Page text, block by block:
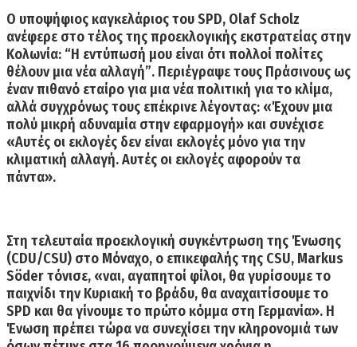
Ο υποψήφιος καγκελάριος τουSPD, Olaf Scholz
ανέφερε στο τέλος της προεκλογικής εκστρατείας στην
Κολωνία: “Η εντύπωσή μου είναι ότι πολλοί πολίτες
θέλουν μια νέα αλλαγή”. Περιέγραψε τους Πράσινους ως
έναν πιθανό εταίρο για μια νέα πολιτική για το κλίμα,
αλλά συγχρόνως τους επέκρινε λέγοντας: «Έχουν μια
πολύ μικρή αδυναμία στην εφαρμογή» και συνέχισε
«Αυτές οι εκλογές δεν είναι εκλογές μόνο για την
κλιματική αλλαγή. Αυτές οι εκλογές αφορούν τα
πάντα».
Στη τελευταία προεκλογική συγκέντρωση της Ένωσης
(CDU/CSU) στο Μόναχο, ο επικεφαλής της CSU, Markus
Söderτόνισε, «ναι, αγαπητοί φίλοι, θα γυρίσουμε το
παιχνίδι την Κυριακή το βράδυ, θα αναχαιτίσουμε το
SPD και θα γίνουμε το πρώτο κόμμα στη Γερμανία». Η
Ένωση πρέπει τώρα να συνεχίσει την κληρονομιά των